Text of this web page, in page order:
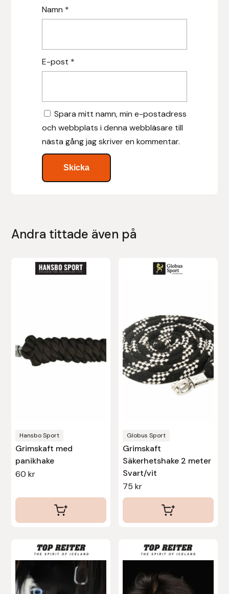
Namn *
E-post *
Spara mitt namn, min e-postadress
och webbplats i denna webbläsare till
nästa gång jag skriver en kommentar.
Andra tittade även på
Hansbo Sport
Grimskaft med
panikhake
60kr
Globus Sport
Grimskaft
Säkerhetshake 2 meter
Svart/vit
75 kr
Mias Ridsport
Mountain Horse
Muck Boot Company
Nammi Godis
Natur & Kultur bokförlag
PAVO
Pharmakas
Professional’s Choice
Protector
Redback
Roeckl
Safehorse of Sweden
Saltverk